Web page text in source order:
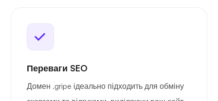
Переваги SEO
Домен .gripe ідеально підходить для обміну